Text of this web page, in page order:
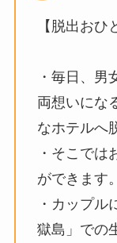
【脱出おひ
・毎日、男
両想いにな
なホテルへ
・そこでは
ができます。
・カップル
獄島」での